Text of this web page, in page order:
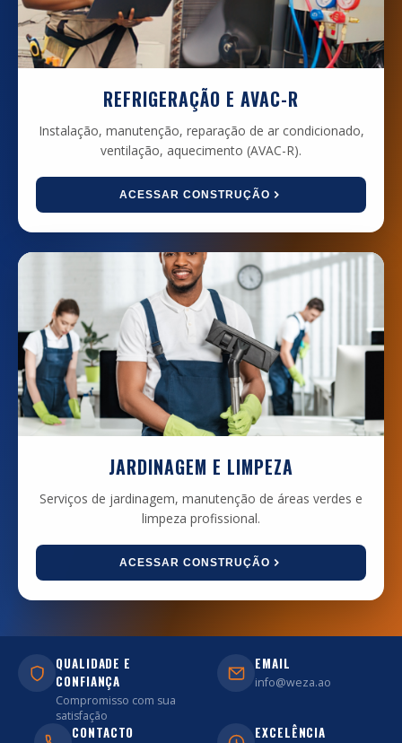
REFRIGERAÇÃO E AVAC-R
Instalação, manutenção, reparação de ar condicionado,
ventilação, aquecimento (AVAC-R).
ACESSAR CONSTRUÇÃO
JARDINAGEM E LIMPEZA
Serviços de jardinagem, manutenção de áreas verdes e
limpeza profissional.
ACESSAR CONSTRUÇÃO
QUALIDADE E
CONFIANÇA
Compromisso com sua
satisfação
EMAIL
info@weza.ao
CONTACTO EXCELÊNCIA